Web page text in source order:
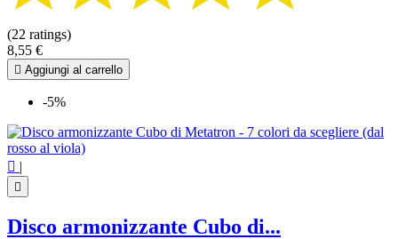
(22 ratings)
8,55 €
 Aggiungi al carrello
-5%
 |

Disco armonizzante Cubo di...